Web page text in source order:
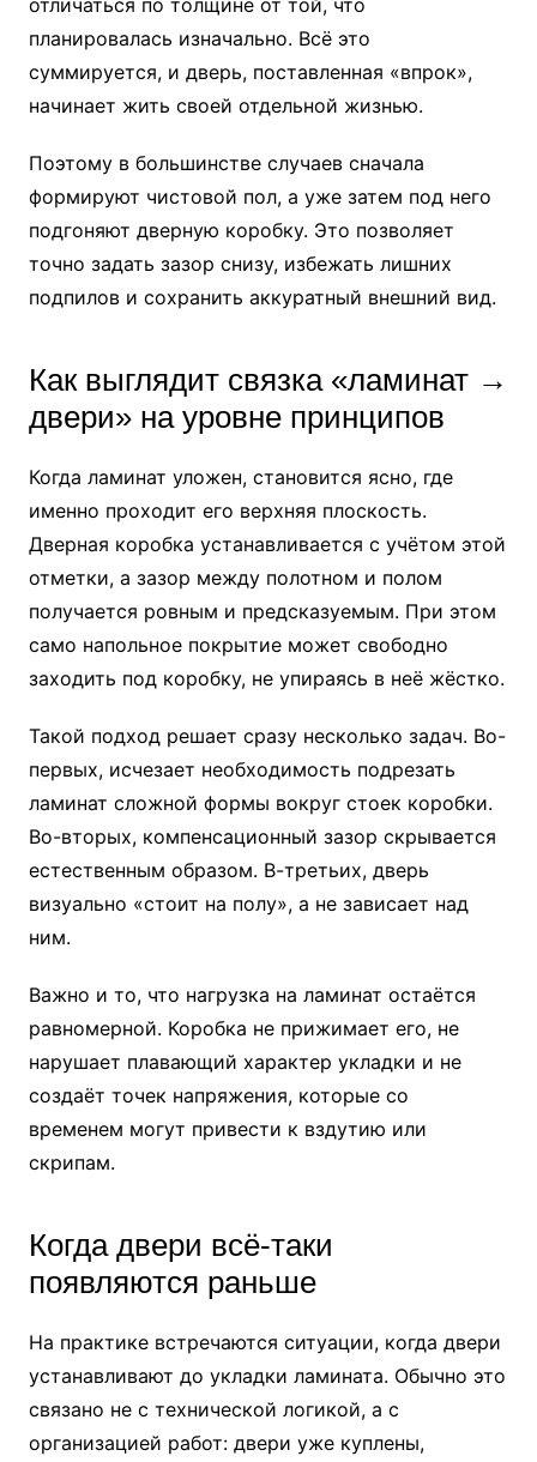
планировалась изначально. Всё это
суммируется, и дверь, поставленная «впрок»,
начинает жить своей отдельной жизнью.
Поэтому в большинстве случаев сначала
формируют чистовой пол, а уже затем под него
подгоняют дверную коробку. Это позволяет
точно задать зазор снизу, избежать лишних
подпилов и сохранить аккуратный внешний вид.
Как выглядит связка «ламинат →
двери» на уровне принципов
Когда ламинат уложен, становится ясно, где
именно проходит его верхняя плоскость.
Дверная коробка устанавливается с учётом этой
отметки, а зазор между полотном и полом
получается ровным и предсказуемым. При этом
само напольное покрытие может свободно
заходить под коробку, не упираясь в неё жёстко.
Такой подход решает сразу несколько задач. Во-
первых, исчезает необходимость подрезать
ламинат сложной формы вокруг стоек коробки.
Во-вторых, компенсационный зазор скрывается
естественным образом. В-третьих, дверь
визуально «стоит на полу», а не зависает над
ним.
Важно и то, что нагрузка на ламинат остаётся
равномерной. Коробка не прижимает его, не
нарушает плавающий характер укладки и не
создаёт точек напряжения, которые со
временем могут привести к вздутию или
скрипам.
Когда двери всё-таки
появляются раньше
На практике встречаются ситуации, когда двери
устанавливают до укладки ламината. Обычно это
связано не с технической логикой, а с
организацией работ: двери уже куплены,